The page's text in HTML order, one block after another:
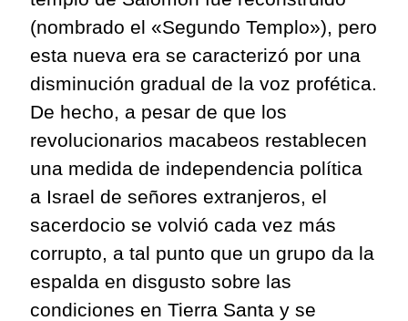
(nombrado el «Segundo Templo»), pero
esta nueva era se caracterizó por una
disminución gradual de la voz profética.
De hecho, a pesar de que los
revolucionarios macabeos restablecen
una medida de independencia política
a Israel de señores extranjeros, el
sacerdocio se volvió cada vez más
corrupto, a tal punto que un grupo da la
espalda en disgusto sobre las
condiciones en Tierra Santa y se